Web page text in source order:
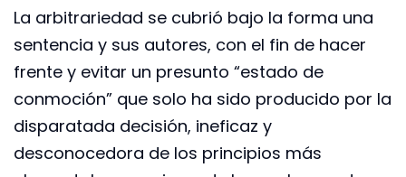
La arbitrariedad se cubrió bajo la forma una
sentencia y sus autores, con el fin de hacer
frente y evitar un presunto “estado de
conmoción” que solo ha sido producido por la
disparatada decisión, ineficaz y
desconocedora de los principios más